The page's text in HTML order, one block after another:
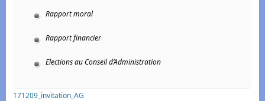
Rapport moral
Rapport financier
Elections au Conseil d’Administration
171209_invitation_AG